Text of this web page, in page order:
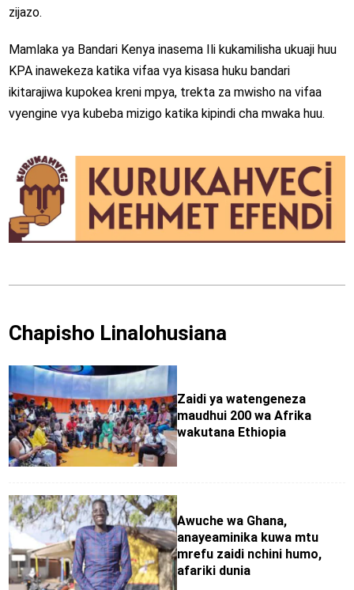
zijazo.
Mamlaka ya Bandari Kenya inasema Ili kukamilisha ukuaji huu
KPA inawekeza katika vifaa vya kisasa huku bandari
ikitarajiwa kupokea kreni mpya, trekta za mwisho na vifaa
vyengine vya kubeba mizigo katika kipindi cha mwaka huu.
Chapisho Linalohusiana
Zaidi ya watengeneza
maudhui 200 wa Afrika
wakutana Ethiopia
Awuche wa Ghana,
anayeaminika kuwa mtu
mrefu zaidi nchini humo,
afariki dunia